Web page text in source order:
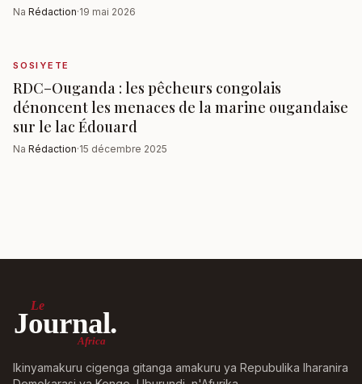
Na Rédaction·19 mai 2026
SOSIYETE
RDC–Ouganda : les pêcheurs congolais
dénoncent les menaces de la marine ougandaise
sur le lac Édouard
Na Rédaction·15 décembre 2025
Le
Journal.
Africa
Ikinyamakuru cigenga gitanga amakuru ya Repubulika Iharanira